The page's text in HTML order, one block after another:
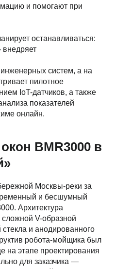
и помогают при
останавливаться:
систем, а на
пилотное
IoT-датчиков, а также
показателей
онлайн.
BMR3000 в
Москвы-реки за
и бесшумный
Архитектура
сложной V-образной
и анодированного
робота-мойщика был
на этапе проектирования
для заказчика —